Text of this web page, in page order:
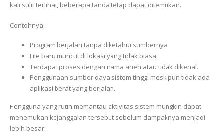
kali sulit terlihat, beberapa tanda tetap dapat ditemukan.
Contohnya:
Program berjalan tanpa diketahui sumbernya.
File baru muncul di lokasi yang tidak biasa.
Terdapat proses dengan nama aneh atau tidak dikenal.
Penggunaan sumber daya sistem tinggi meskipun tidak ada
aplikasi berat yang berjalan.
Pengguna yang rutin memantau aktivitas sistem mungkin dapat
menemukan kejanggalan tersebut sebelum dampaknya menjadi
lebih besar.